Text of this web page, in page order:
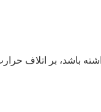
باشد، بر اتلاف